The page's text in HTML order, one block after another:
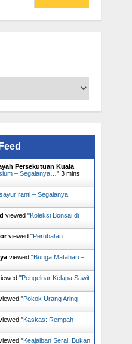
Persekutuan Kuala
– Segalanya… " 3 mins
ranti – Segalanya
viewed "Koleksi Bonsai di
viewed "Perubatan
viewed "Bunga Matahari –
"Pengeluar Kelapa Sawit
"Pokok Urang Aring –
"Kaskas: Rempah
"Keajaiban Serai: Bukan